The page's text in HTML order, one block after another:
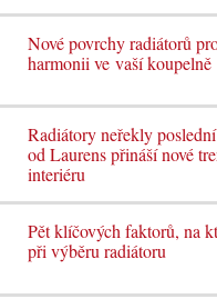
Nové povrchy radiátorů
harmonii ve vaší koupelně
Radiátory neřekly
od Laurens přináší nové
interiéru
Pět klíčových faktorů, na
při výběru radiátoru